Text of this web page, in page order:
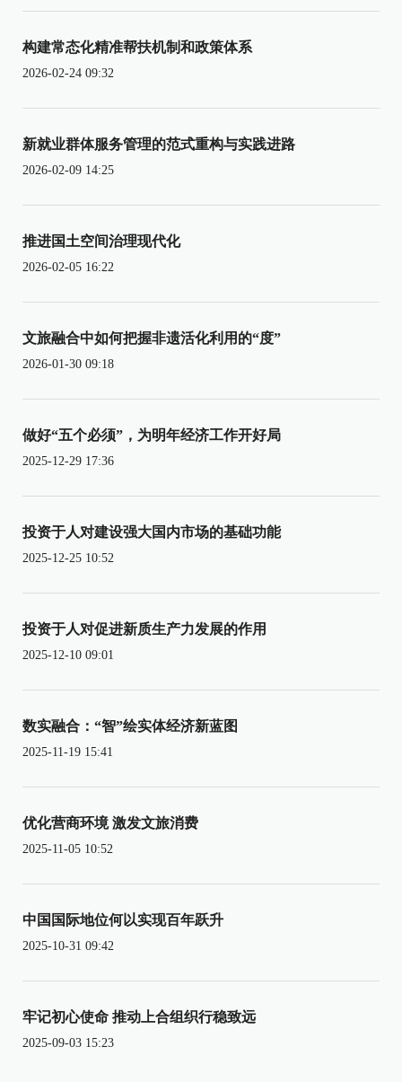
构建常态化精准帮扶机制和政策体系
2026-02-24 09:32
新就业群体服务管理的范式重构与实践进路
2026-02-09 14:25
推进国土空间治理现代化
2026-02-05 16:22
文旅融合中如何把握非遗活化利用的“度”
2026-01-30 09:18
做好“五个必须”，为明年经济工作开好局
2025-12-29 17:36
投资于人对建设强大国内市场的基础功能
2025-12-25 10:52
投资于人对促进新质生产力发展的作用
2025-12-10 09:01
数实融合：“智”绘实体经济新蓝图
2025-11-19 15:41
优化营商环境 激发文旅消费
2025-11-05 10:52
中国国际地位何以实现百年跃升
2025-10-31 09:42
牢记初心使命 推动上合组织行稳致远
2025-09-03 15:23